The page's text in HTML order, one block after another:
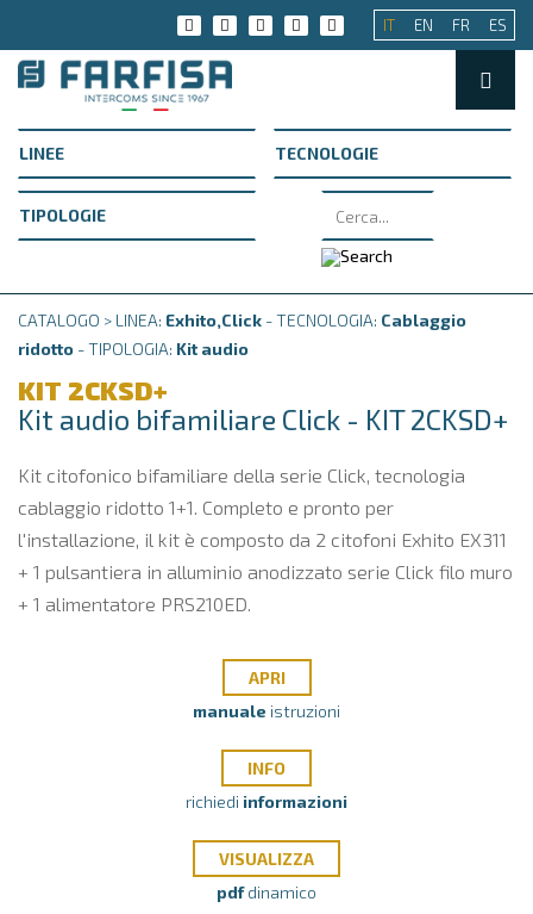
IT EN FR ES
CATALOGO > LINEA: Exhito,Click - TECNOLOGIA: Cablaggio
ridotto - TIPOLOGIA: Kit audio
KIT 2CKSD+
Kit audio bifamiliare Click - KIT 2CKSD+
Kit citofonico bifamiliare della serie Click, tecnologia
cablaggio ridotto 1+1. Completo e pronto per
l'installazione, il kit è composto da 2 citofoni Exhito EX311
+ 1 pulsantiera in alluminio anodizzato serie Click filo muro
+ 1 alimentatore PRS210ED.
APRI
manuale istruzioni
INFO
richiedi informazioni
VISUALIZZA
pdfdinamico